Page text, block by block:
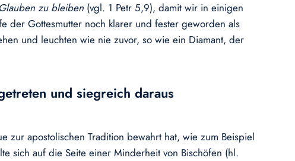
zu bleiben (vgl. 1 Petr 5,9), damit wir in einigen
der Gottesmutter noch klarer und fester geworden als
und leuchten wie nie zuvor, so wie ein Diamant, der
und siegreich daraus
apostolischen Tradition bewahrt hat, wie zum Beispiel
sich auf die Seite einer Minderheit von Bischöfen (hl.